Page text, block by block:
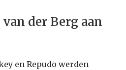
der Berg aan
en Repudo werden